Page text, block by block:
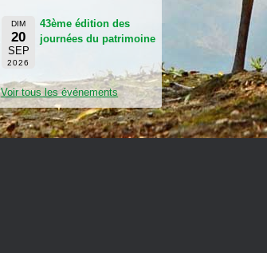
DIM
20
SEP
2026
43ème édition des
journées du patrimoine
Voir tous les événements